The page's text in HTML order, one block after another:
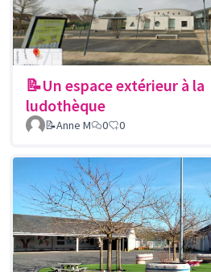
📝Un espace extérieur à la
ludothèque
📝Anne M 0 0